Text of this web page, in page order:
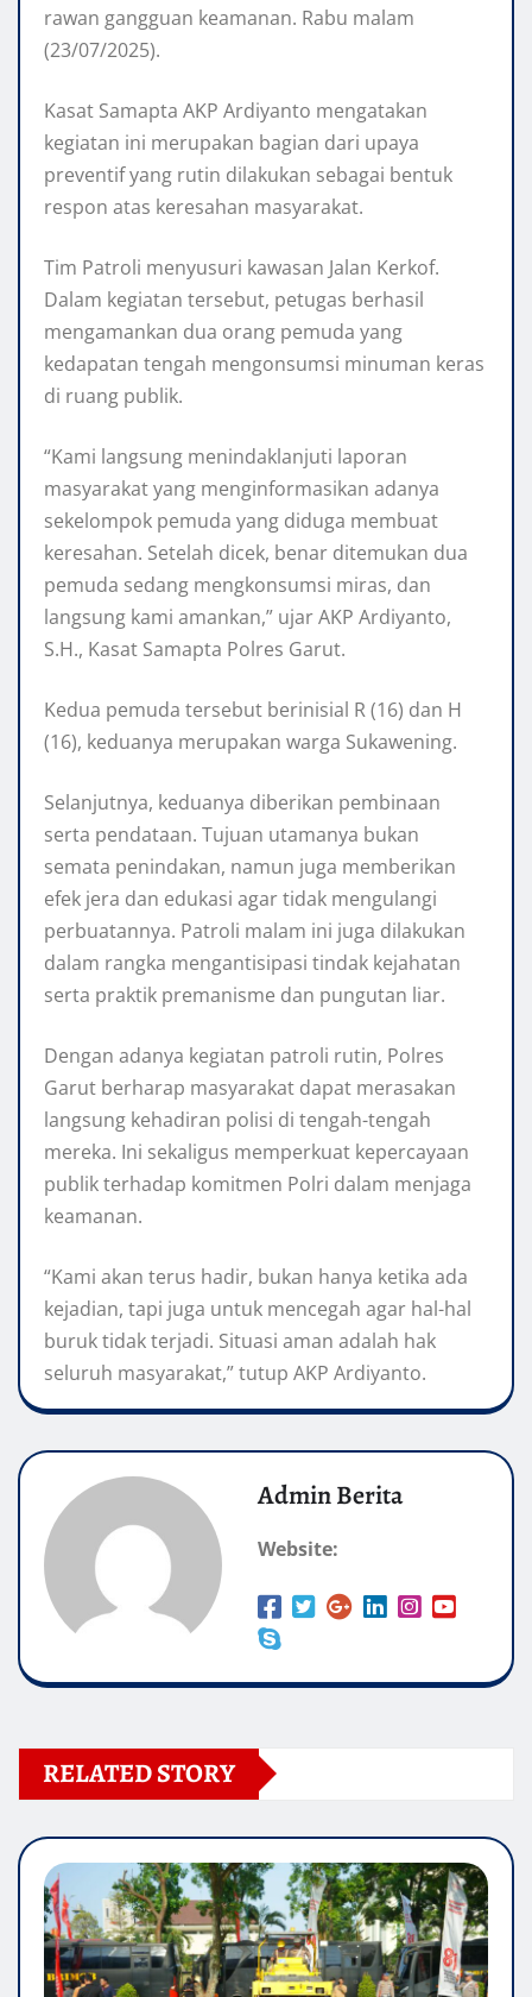
rawan gangguan keamanan. Rabu malam
(23/07/2025).
Kasat Samapta AKP Ardiyanto mengatakan
kegiatan ini merupakan bagian dari upaya
preventif yang rutin dilakukan sebagai bentuk
respon atas keresahan masyarakat.
Tim Patroli menyusuri kawasan Jalan Kerkof.
Dalam kegiatan tersebut, petugas berhasil
mengamankan dua orang pemuda yang
kedapatan tengah mengonsumsi minuman keras
di ruang publik.
“Kami langsung menindaklanjuti laporan
masyarakat yang menginformasikan adanya
sekelompok pemuda yang diduga membuat
keresahan. Setelah dicek, benar ditemukan dua
pemuda sedang mengkonsumsi miras, dan
langsung kami amankan,” ujar AKP Ardiyanto,
S.H., Kasat Samapta Polres Garut.
Kedua pemuda tersebut berinisial R (16) dan H
(16), keduanya merupakan warga Sukawening.
Selanjutnya, keduanya diberikan pembinaan
serta pendataan. Tujuan utamanya bukan
semata penindakan, namun juga memberikan
efek jera dan edukasi agar tidak mengulangi
perbuatannya. Patroli malam ini juga dilakukan
dalam rangka mengantisipasi tindak kejahatan
serta praktik premanisme dan pungutan liar.
Dengan adanya kegiatan patroli rutin, Polres
Garut berharap masyarakat dapat merasakan
langsung kehadiran polisi di tengah-tengah
mereka. Ini sekaligus memperkuat kepercayaan
publik terhadap komitmen Polri dalam menjaga
keamanan.
“Kami akan terus hadir, bukan hanya ketika ada
kejadian, tapi juga untuk mencegah agar hal-hal
buruk tidak terjadi. Situasi aman adalah hak
seluruh masyarakat,” tutup AKP Ardiyanto.
Admin Berita
Website:
RELATED STORY